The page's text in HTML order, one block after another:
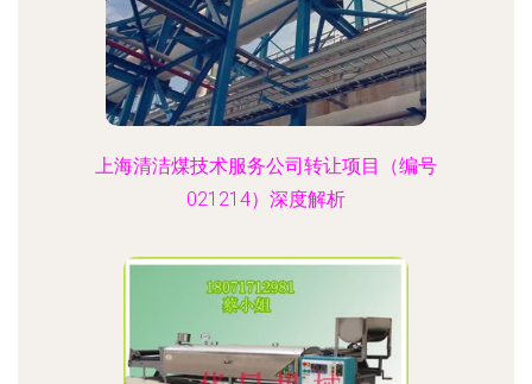
上海清洁煤技术服务公司转让项目（编号
021214）深度解析